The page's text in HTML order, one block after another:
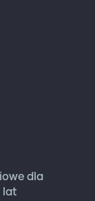
dla
lat